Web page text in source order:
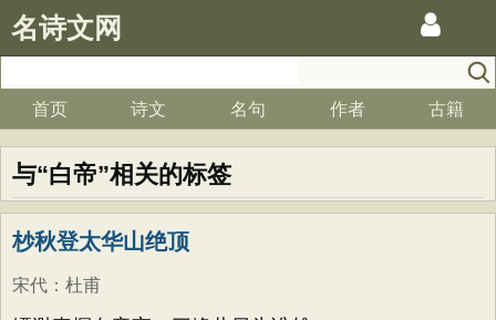
名诗文网
首页 诗文 名句 作者 古籍
与“白帝”相关的标签
杪秋登太华山绝顶
宋代 ： 杜甫